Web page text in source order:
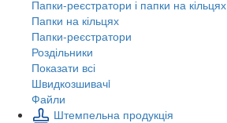
Папки-реєстратори і папки на кільцях
Папки на кільцях
Папки-реєстратори
Роздільники
Показати всі
Швидкозшивачi
Файли
Штемпельна продукція